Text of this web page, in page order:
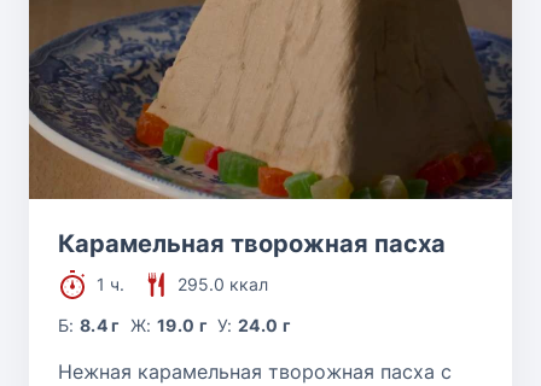
Карамельная творожная пасха
1 ч.
295.0 ккал
Б:8.4 г Ж: 19.0 г У:24.0 г
Нежная карамельная творожная пасха с